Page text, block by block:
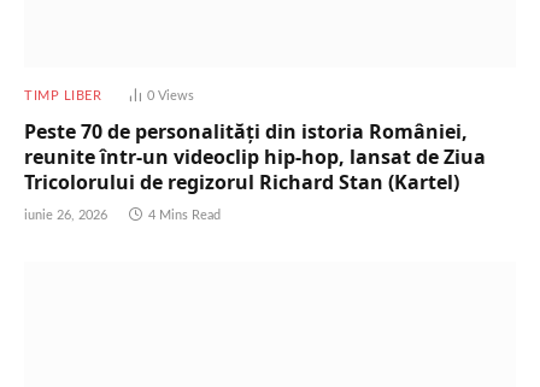
TIMP LIBER 0 Views
Peste 70 de personalități din istoria României,
reunite într-un videoclip hip-hop, lansat de Ziua
Tricolorului de regizorul Richard Stan (Kartel)
iunie 26, 2026 4 Mins Read